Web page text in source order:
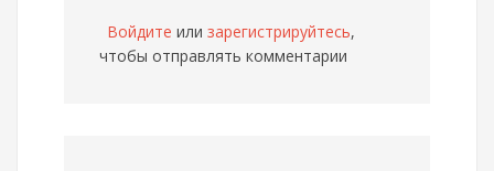
Войдите или зарегистрируйтесь,
чтобы отправлять комментарии